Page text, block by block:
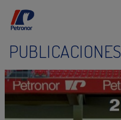
PUBLICACIONES